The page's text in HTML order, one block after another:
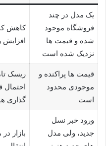
یک مدل در چند
فروشگاه موجود
شده و قیمت ها
نزدیک شده است
کاهش
افزایش
قیمت ها پراکنده و
موجودی محدود
است
ریسک
احتمال
گذاری
ورود خبر نسل
جدید، ولی مدل
بازار